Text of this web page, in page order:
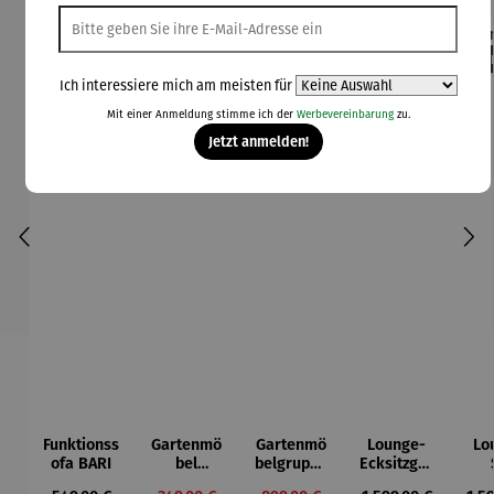
Funktionss
ofa BARI
Derzeit vergriffen
42% gespartRabatt
Gartenmö
bel
30% gespartRabatt
Gartenmö
belgruppe
Lounge-
Ecksitzgru
Ich interessiere mich am meisten für
Mit einer Anmeldung stimme ich der Werbevereinbarungzu.
Jetzt anmelden!